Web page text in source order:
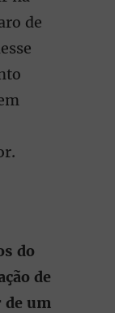
de
do
de
de um